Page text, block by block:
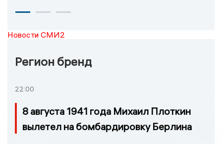
Новости СМИ2
Регион бренд
22:00
8 августа 1941 года Михаил Плоткин
вылетел на бомбардировку Берлина